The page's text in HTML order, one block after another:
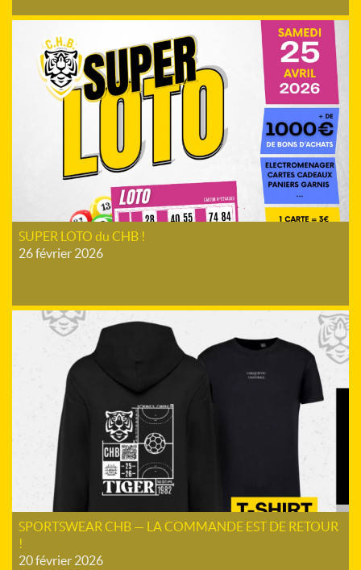
SUPER LOTO du CHB !
26 février 2026
SPORTSWEAR CHB — LA COMMANDE EST DE RETOUR
!
20 février 2026